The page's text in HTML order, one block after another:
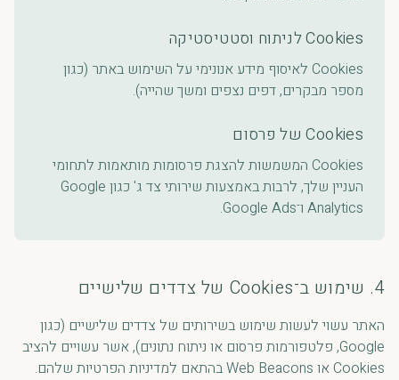
Cookies לניתוח וסטטיסטיקה
Cookies לאיסוף מידע אנונימי על השימוש באתר (כגון
מספר מבקרים, דפים נצפים ומשך שהייה).
Cookies של פרסום
Cookies המשמשות להצגת פרסומות מותאמות לתחומי
העניין שלך, לרבות באמצעות שירותי צד ג' כגון Google
Analytics ו־Google Ads.
4. שימוש ב־Cookies של צדדים שלישיים
האתר עשוי לעשות שימוש בשירותים של צדדים שלישיים (כגון
Google, פלטפורמות פרסום או ניתוח נתונים), אשר עשויים להציב
Cookies או Web Beacons בהתאם למדיניות הפרטיות שלהם.